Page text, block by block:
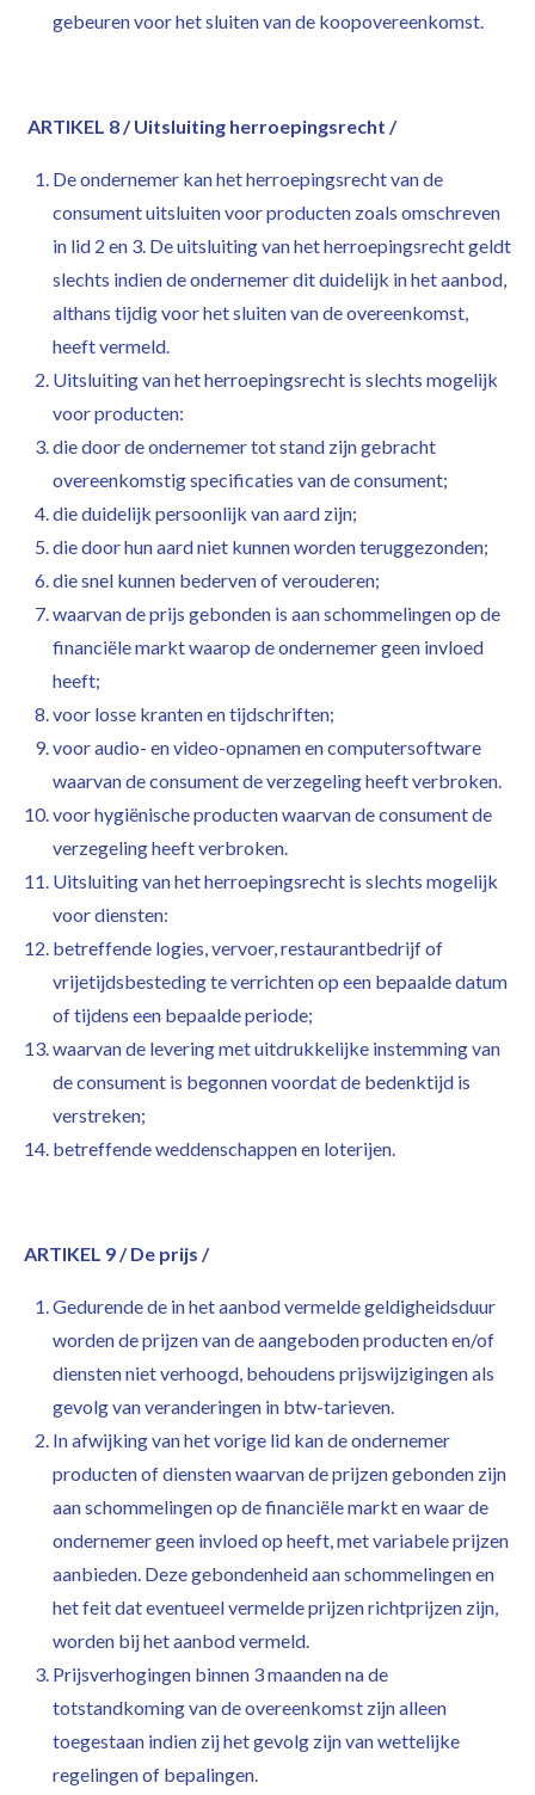
gebeuren voor het sluiten van de koopovereenkomst.
ARTIKEL 8 / Uitsluiting herroepingsrecht /
De ondernemer kan het herroepingsrecht van de
consument uitsluiten voor producten zoals omschreven
in lid 2 en 3. De uitsluiting van het herroepingsrecht geldt
slechts indien de ondernemer dit duidelijk in het aanbod,
althans tijdig voor het sluiten van de overeenkomst,
heeft vermeld.
Uitsluiting van het herroepingsrecht is slechts mogelijk
voor producten:
die door de ondernemer tot stand zijn gebracht
overeenkomstig specificaties van de consument;
die duidelijk persoonlijk van aard zijn;
die door hun aard niet kunnen worden teruggezonden;
die snel kunnen bederven of verouderen;
waarvan de prijs gebonden is aan schommelingen op de
financiële markt waarop de ondernemer geen invloed
heeft;
voor losse kranten en tijdschriften;
voor audio- en video-opnamen en computersoftware
waarvan de consument de verzegeling heeft verbroken.
voor hygiënische producten waarvan de consument de
verzegeling heeft verbroken.
Uitsluiting van het herroepingsrecht is slechts mogelijk
voor diensten:
betreffende logies, vervoer, restaurantbedrijf of
vrijetijdsbesteding te verrichten op een bepaalde datum
of tijdens een bepaalde periode;
waarvan de levering met uitdrukkelijke instemming van
de consument is begonnen voordat de bedenktijd is
verstreken;
betreffende weddenschappen en loterijen.
ARTIKEL 9 / De prijs /
Gedurende de in het aanbod vermelde geldigheidsduur
worden de prijzen van de aangeboden producten en/of
diensten niet verhoogd, behoudens prijswijzigingen als
gevolg van veranderingen in btw-tarieven.
In afwijking van het vorige lid kan de ondernemer
producten of diensten waarvan de prijzen gebonden zijn
aan schommelingen op de financiële markt en waar de
ondernemer geen invloed op heeft, met variabele prijzen
aanbieden. Deze gebondenheid aan schommelingen en
het feit dat eventueel vermelde prijzen richtprijzen zijn,
worden bij het aanbod vermeld.
Prijsverhogingen binnen 3 maanden na de
totstandkoming van de overeenkomst zijn alleen
toegestaan indien zij het gevolg zijn van wettelijke
regelingen of bepalingen.